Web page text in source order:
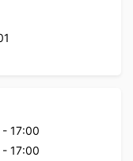
- 17:00
- 17:00